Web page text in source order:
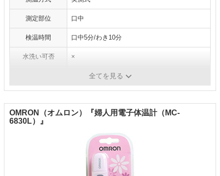
測定部位 口中
検温時間 口中5分/わき10分
水洗い可否 ×
全てを見る
OMRON（オムロン）『婦人用電子体温計（MC-
6830L）』